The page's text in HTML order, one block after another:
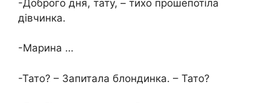
-Доброго дня, тату, – тихо прошепотіла
дівчинка.
-Марина …
-Тато? – Запитала блондинка. – Тато?